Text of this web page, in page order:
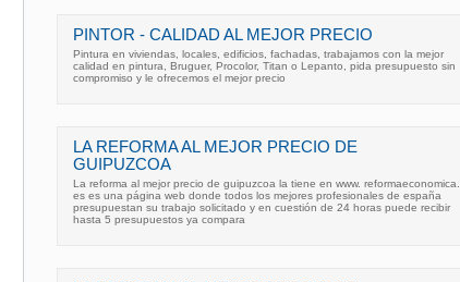
PINTOR - CALIDAD AL MEJOR PRECIO
Pintura en viviendas, locales, edificios, fachadas, trabajamos con la mejor
calidad en pintura, Bruguer, Procolor, Titan o Lepanto, pida presupuesto sin
compromiso y le ofrecemos el mejor precio
LA REFORMA AL MEJOR PRECIO DE
GUIPUZCOA
La reforma al mejor precio de guipuzcoa la tiene en www. reformaeconomica.
es es una página web donde todos los mejores profesionales de españa
presupuestan su trabajo solicitado y en cuestión de 24 horas puede recibir
hasta 5 presupuestos ya compara